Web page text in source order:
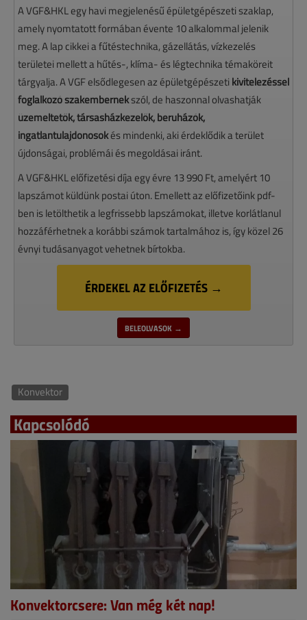
A VGF&HKL egy havi megjelenésű épületgépészeti szaklap,
amely nyomtatott formában évente 10 alkalommal jelenik
meg. A lap cikkei a fűtéstechnika, gázellátás, vízkezelés
területei mellett a hűtés-, klíma- és légtechnika témaköreit
tárgyalja. A VGF elsődlegesen az épületgépészeti kivitelezéssel
foglalkozó szakembernekszól, de haszonnal olvashatják
üzemeltetők, társasházkezelők, beruházók,
ingatlantulajdonosokés mindenki, aki érdeklődik a terület
újdonságai, problémái és megoldásai iránt.
A VGF&HKL előfizetési díja egy évre 13 990 Ft, amelyért 10
lapszámot küldünk postai úton. Emellett az előfizetőink pdf-
ben is letölthetik a legfrissebb lapszámokat, illetve korlátlanul
hozzáférhetnek a korábbi számok tartalmához is, így közel 26
évnyi tudásanyagot vehetnek bírtokba.
ÉRDEKEL AZ ELŐFIZETÉS →
BELEOLVASOK →
Konvektor
Kapcsolódó
Konvektorcsere: Van még két nap!